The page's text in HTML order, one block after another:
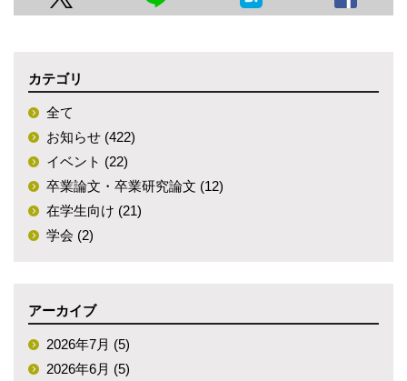
カテゴリ
全て
お知らせ (422)
イベント (22)
卒業論文・卒業研究論文 (12)
在学生向け (21)
学会 (2)
アーカイブ
2026年7月 (5)
2026年6月 (5)